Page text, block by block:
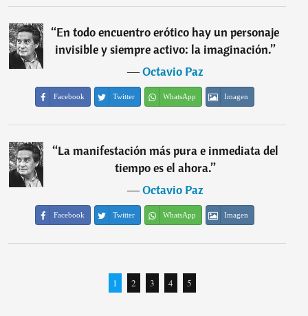
“En todo encuentro erótico hay un personaje
invisible y siempre activo: la imaginación.”
―Octavio Paz
Facebook Twitter WhatsApp Imagen
“La manifestación más pura e inmediata del
tiempo es el ahora.”
―Octavio Paz
Facebook Twitter WhatsApp Imagen
1 2 3 4 5